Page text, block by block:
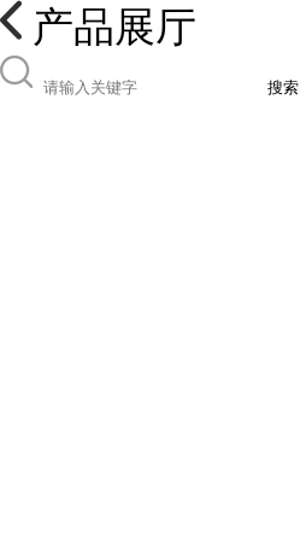
产品展厅
搜索